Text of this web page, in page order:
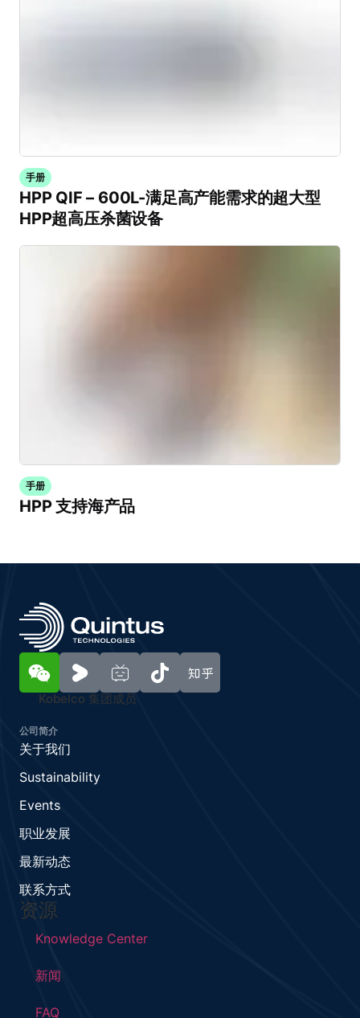
手册
HPP QIF – 600L-满足高产能需求的超大型
HPP超高压杀菌设备
手册
HPP 支持海产品
Kobelco 集团成员
公司简介
关于我们
Sustainability
Events
职业发展
最新动态
联系方式
资源
Knowledge Center
新闻
FAQ